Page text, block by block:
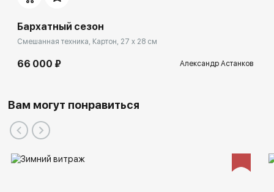
Бархатный сезон
Смешанная техника, Картон, 27 x 28 см
66 000 ₽ Александр Астанков
Вам могут понравиться